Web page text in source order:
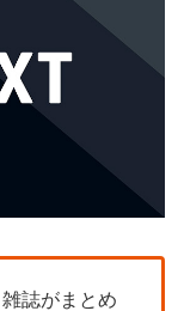
誌がまとめ